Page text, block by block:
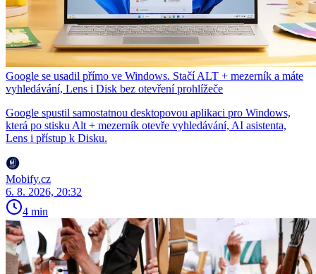
Google se usadil přímo ve Windows. Stačí ALT + mezerník a máte
vyhledávání, Lens i Disk bez otevření prohlížeče
Google spustil samostatnou desktopovou aplikaci pro Windows,
která po stisku Alt + mezerník otevře vyhledávání, AI asistenta,
Lens i přístup k Disku.
Mobify.cz
6. 8. 2026, 20:32
4 min